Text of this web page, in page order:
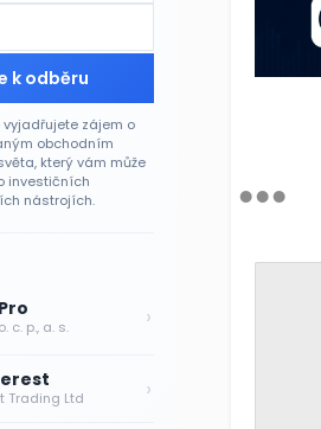
k odběru
zájem o
obchodním
který vám může
investičních
nástrojích.
c. p., a. s. ›
Trading Ltd ›